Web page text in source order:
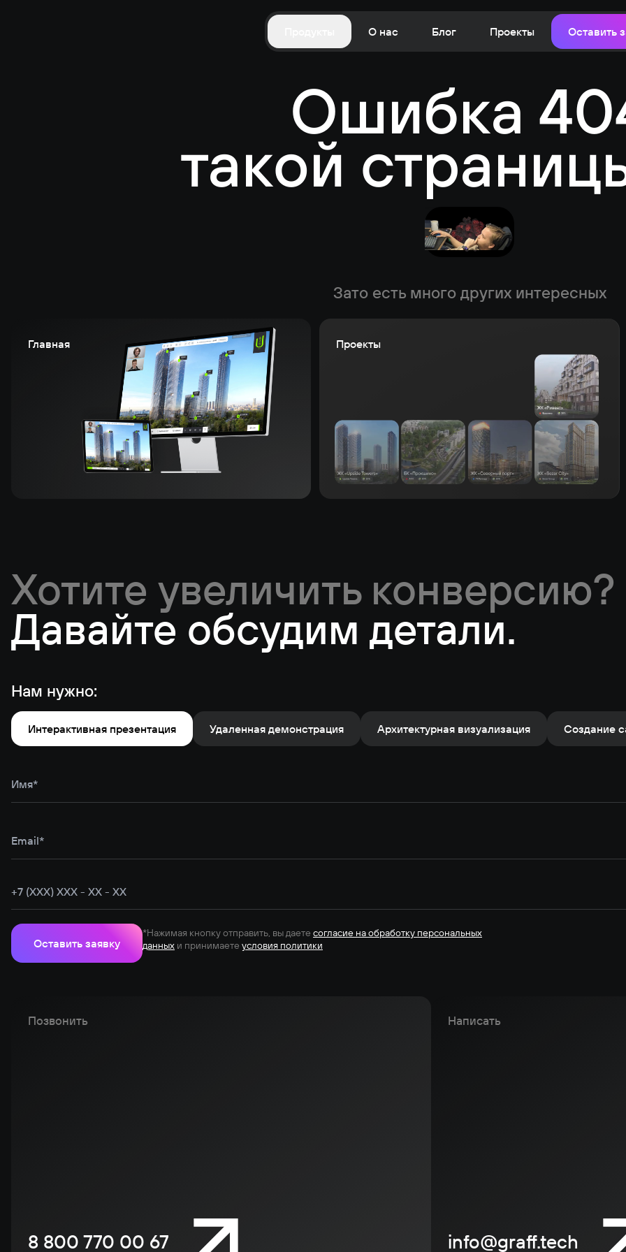
О нас Блог Проекты Оставить
Ошибка
такой
Зато есть много других интересных
Главная Проекты
Хотите увеличить конверсию?
Давайте обсудим детали.
Нам нужно:
Интерактивная презентация Удаленная демонстрация Архитектурная визуализация Создание
Оставить заявку
*Нажимая кнопку отправить, вы даете согласие на обработку персональных
данных и принимаете условия политики
Позвонить
8 800 770 00 67
Написать
info@graff.tech